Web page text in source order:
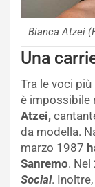
Bianca Atzei
Una
Tra le voci
è impossibile
Atzei,
da modella.
marzo 1987
Sanremo.
Social.